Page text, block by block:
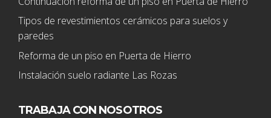
Tipos de revestimientos cerámicos para suelos y
paredes
Reforma de un piso en Puerta de Hierro
Instalación suelo radiante Las Rozas
TRABAJA CON NOSOTROS